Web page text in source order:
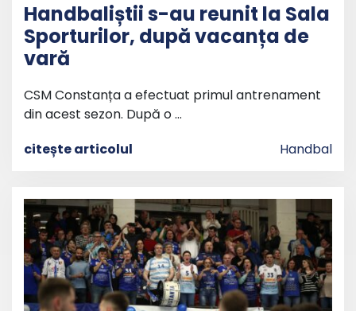
Handbaliștii s-au reunit la Sala
Sporturilor, după vacanța de
vară
CSM Constanța a efectuat primul antrenament
din acest sezon. După o …
citește articolul
Handbal